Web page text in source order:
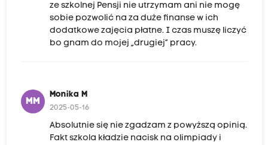
ze szkolnej Pensji nie utrzymam ani nie mogę
sobie pozwolić na za duże finanse w ich
dodatkowe zajęcia płatne. I czas muszę liczyć
bo gnam do mojej „drugiej” pracy.
MM
Monika M
2025-05-16
Absolutnie się nie zgadzam z powyższą opinią.
Fakt szkola kładzie nacisk na olimpiady i